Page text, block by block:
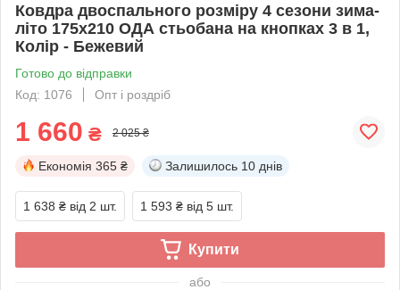
Ковдра двоспального розміру 4 сезони зима-
літо 175х210 ОДА стьобана на кнопках 3 в 1,
Колір - Бежевий
Готово до відправки
Код: 1076
Опт і роздріб
1 660 ₴ 2 025 ₴
Економія 365 ₴ Залишилось 10 днів
1 638 ₴ від 2 шт. 1 593 ₴ від 5 шт.
Купити
або